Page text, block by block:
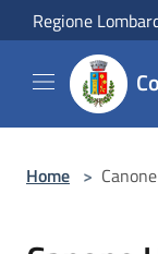
Salta al contenuto
Regione
Home >